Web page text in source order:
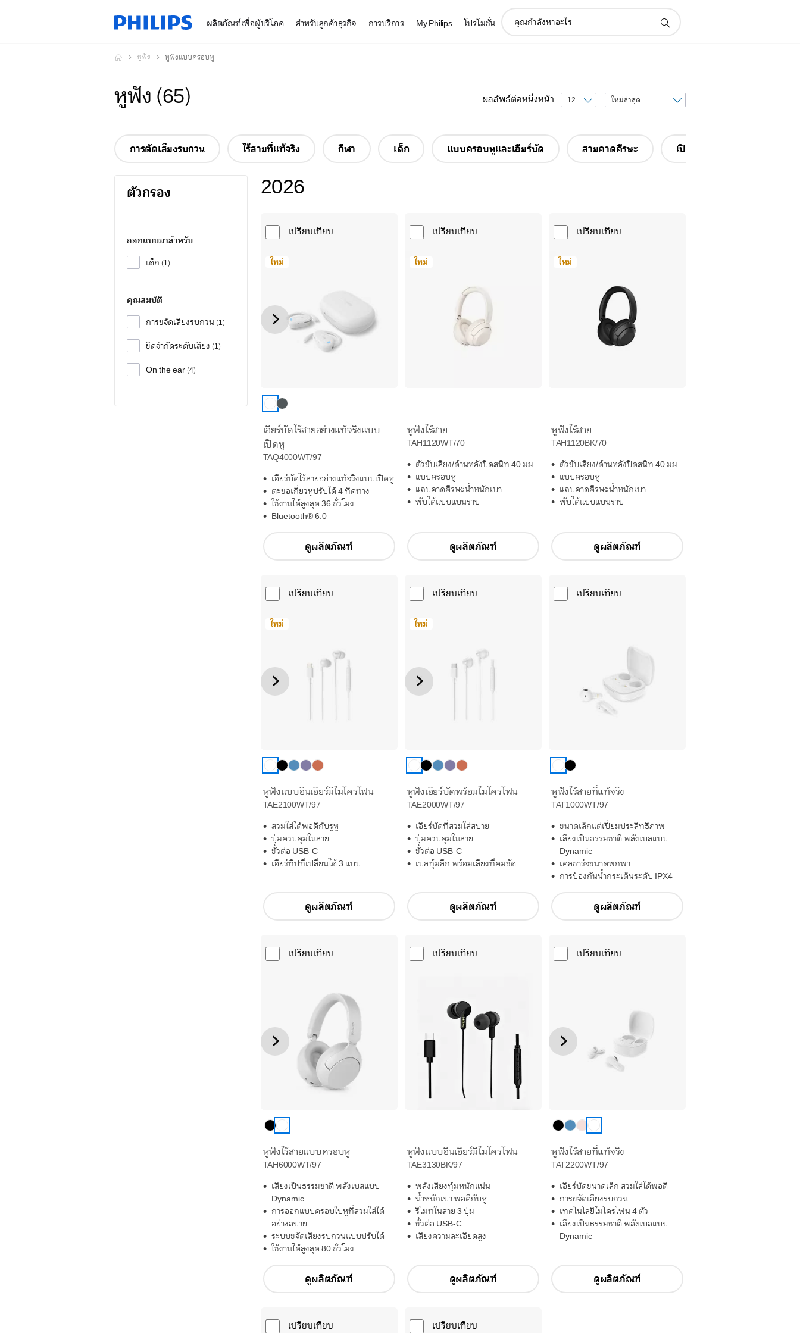
ผลิตภัณฑ์เพื่อผู้บริโภค สำหรับลูกค้าธุรกิจ การบริการ My Philips โปรโมชั่น
search
หูฟัง หูฟังแบบครอบหู
หูฟัง (65) ผลลัพธ์ต่อหนึ่งหน้า
เรียง
ลำดับ
การตัดเสียงรบกวน ไร้สายที่แท้จริง กีฬา เด็ก แบบครอบหูและเอียร์บัด สายคาดศีรษะ เปิดหู
ตัวกรอง
ออกแบบมาสำหรับ
เด็ก 1
คุณสมบัติ
การขจัดเสียงรบกวน 1
ขีดจำกัดระดับเสียง 1
On the ear 4
2026
เปรียบเทียบ
ใหม่
เอียร์บัดไร้สายอย่างแท้จริงแบบ
เปิดหู
TAQ4000WT/97
เอียร์บัดไร้สายอย่างแท้จริงแบบเปิดหู
ตะขอเกี่ยวหูปรับได้ 4 ทิศทาง
ใช้งานได้สูงสุด 36 ชั่วโมง
Bluetooth® 6.0
ดูผลิตภัณฑ์
เปรียบเทียบ
ใหม่
หูฟังไร้สาย
TAH1120WT/70
ตัวขับเสียง/ด้านหลังปิดสนิท 40 มม.
แบบครอบหู
แถบคาดศีรษะน้ำหนักเบา
พับได้แบบแบนราบ
ดูผลิตภัณฑ์
เปรียบเทียบ
ใหม่
หูฟังไร้สาย
TAH1120BK/70
ตัวขับเสียง/ด้านหลังปิดสนิท 40 มม.
แบบครอบหู
แถบคาดศีรษะน้ำหนักเบา
พับได้แบบแบนราบ
ดูผลิตภัณฑ์
เปรียบเทียบ
ใหม่
หูฟังแบบอินเอียร์มีไมโครโฟน
TAE2100WT/97
สวมใส่ได้พอดีกับรูหู
ปุ่มควบคุมในสาย
ขั้วต่อ USB-C
เอียร์ทิปที่เปลี่ยนได้ 3 แบบ
ดูผลิตภัณฑ์
เปรียบเทียบ
ใหม่
หูฟังเอียร์บัดพร้อมไมโครโฟน
TAE2000WT/97
เอียร์บัดที่สวมใส่สบาย
ปุ่มควบคุมในสาย
ขั้วต่อ USB-C
เบสทุ้มลึก พร้อมเสียงที่คมชัด
ดูผลิตภัณฑ์
เปรียบเทียบ
หูฟังไร้สายที่แท้จริง
TAT1000WT/97
ขนาดเล็กแต่เปี่ยมประสิทธิภาพ
เสียงเป็นธรรมชาติ พลังเบสแบบ
Dynamic
เคสชาร์จขนาดพกพา
การป้องกันน้ำกระเด็นระดับ IPX4
ดูผลิตภัณฑ์
เปรียบเทียบ
หูฟังไร้สายแบบครอบหู
TAH6000WT/97
เสียงเป็นธรรมชาติ พลังเบสแบบ
Dynamic
การออกแบบครอบใบหูที่สวมใส่ได้
อย่างสบาย
ระบบขจัดเสียงรบกวนแบบปรับได้
ใช้งานได้สูงสุด 80 ชั่วโมง
ดูผลิตภัณฑ์
เปรียบเทียบ
หูฟังแบบอินเอียร์มีไมโครโฟน
TAE3130BK/97
พลังเสียงทุ้มหนักแน่น
น้ำหนักเบา พอดีกับหู
รีโมทในสาย 3 ปุ่ม
ขั้วต่อ USB-C
เสียงความละเอียดสูง
ดูผลิตภัณฑ์
เปรียบเทียบ
หูฟังไร้สายที่แท้จริง
TAT2200WT/97
เอียร์บัดขนาดเล็ก สวมใส่ได้พอดี
การขจัดเสียงรบกวน
เทคโนโลยีไมโครโฟน 4 ตัว
เสียงเป็นธรรมชาติ พลังเบสแบบ
Dynamic
ดูผลิตภัณฑ์
เปรียบเทียบ เปรียบเทียบ